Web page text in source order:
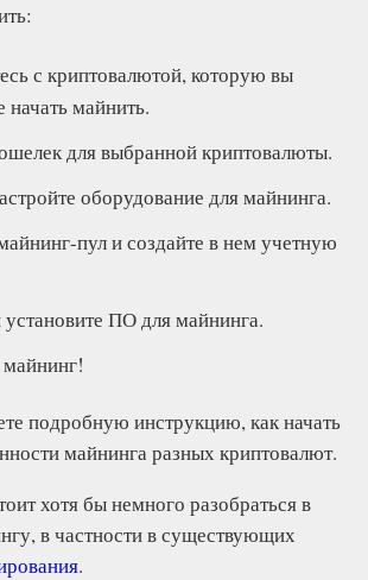
с криптовалютой, которую вы
начать майнить.
для выбранной криптовалюты.
оборудование для майнинга.
пул и создайте в нем учетную
установите ПО для майнинга.
подробную инструкцию, как начать
майнинга разных криптовалют.
хотя бы немного разобраться в
в частности в существующих
.